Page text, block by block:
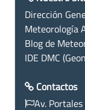
Dirección
Meteorología
Blog de
IDE DMC
Contactos
Av.